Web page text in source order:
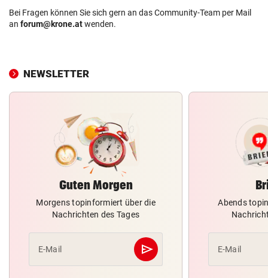
Bei Fragen können Sie sich gern an das Community-Team per Mail
an forum@krone.atwenden.
NEWSLETTER
Guten Morgen
Morgens topinformiert über die
Nachrichten des Tages
E-Mail send
Abschicken
Abends
E-Mail